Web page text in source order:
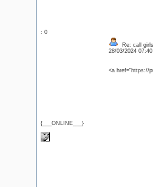
: 0
{___ONLINE___}
Re: call girls
28/03/2024
<a href="https://